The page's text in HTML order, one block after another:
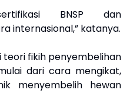
BNSP dan
internasional,” katanya.
fikih penyembelihan
dari cara mengikat,
menyembelih hewan